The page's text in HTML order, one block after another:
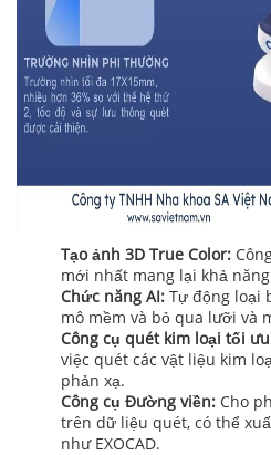
Tạo ảnh 3D True Color:
mới nhất mang lại khả
Chức năng AI: Tự động loại
mô mềm và bỏ qua lưỡi và
Công cụ quét kim loại tối
việc quét các vật liệu kim
phản xạ.
Công cụ Đường viền: Cho
trên dữ liệu quét, có thể
như EXOCAD.